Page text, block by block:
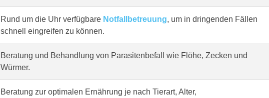
Rund um die Uhr verfügbare Notfallbetreuung, um in dringenden Fällen
schnell eingreifen zu können.
Beratung und Behandlung von Parasitenbefall wie Flöhe, Zecken und
Würmer.
Beratung zur optimalen Ernährung je nach Tierart, Alter,